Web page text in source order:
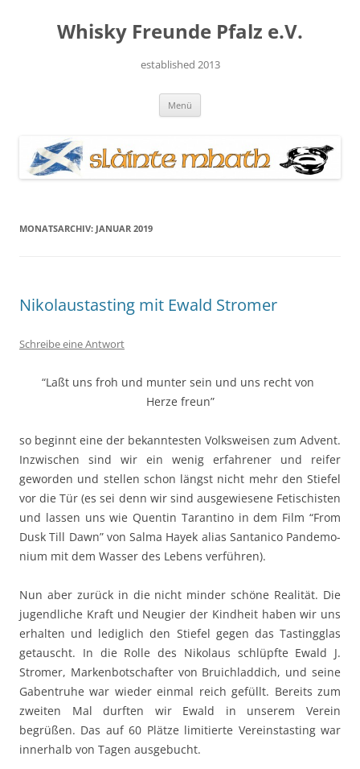
springenWhisky Freunde Pfalz e.V.
established 2013
Menü
MONATSARCHIV: JANUAR 2019
Nikolaustasting mit Ewald Stromer
Schreibe eine Antwort
“Laßt uns froh und munter sein und uns recht von
Herze freun”
so begin­nt eine der bekan­ntesten Volk­sweisen zum Advent.
Inzwis­chen sind wir ein wenig erfahren­er und reifer
gewor­den und stellen schon längst nicht mehr den Stiefel
vor die Tür (es sei denn wir sind aus­gewiesene Fetis­chis­ten
und lassen uns wie Quentin Taran­ti­no in dem Film “From
Dusk Till Dawn” von Salma Hayek alias San­tan­i­co Pan­de­mo­
ni­um mit dem Wass­er des Lebens verführen).
Nun aber zurück in die nicht min­der schöne Real­ität. Die
jugendliche Kraft und Neugi­er der Kind­heit haben wir uns
erhal­ten und lediglich den Stiefel gegen das Tast­ing­glas
getauscht. In die Rolle des Niko­laus schlüpfte Ewald J.
Stromer, Marken­botschafter von Bruich­lad­dich, und seine
Gaben­truhe war wieder ein­mal reich gefüllt. Bere­its zum
zweit­en Mal durften wir Ewald in unserem Vere­in
begrüßen. Das auf 60 Plätze lim­i­tierte Vere­in­stast­ing war
inner­halb von Tagen ausgebucht.